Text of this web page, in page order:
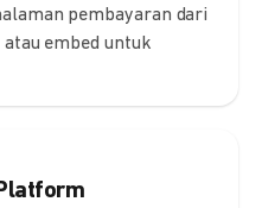
pembayaran dari
embed untuk